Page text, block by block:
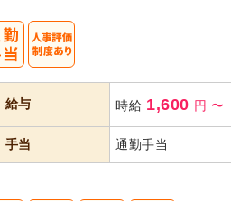
給与 時給 1,600 円 〜
手当 通勤手当